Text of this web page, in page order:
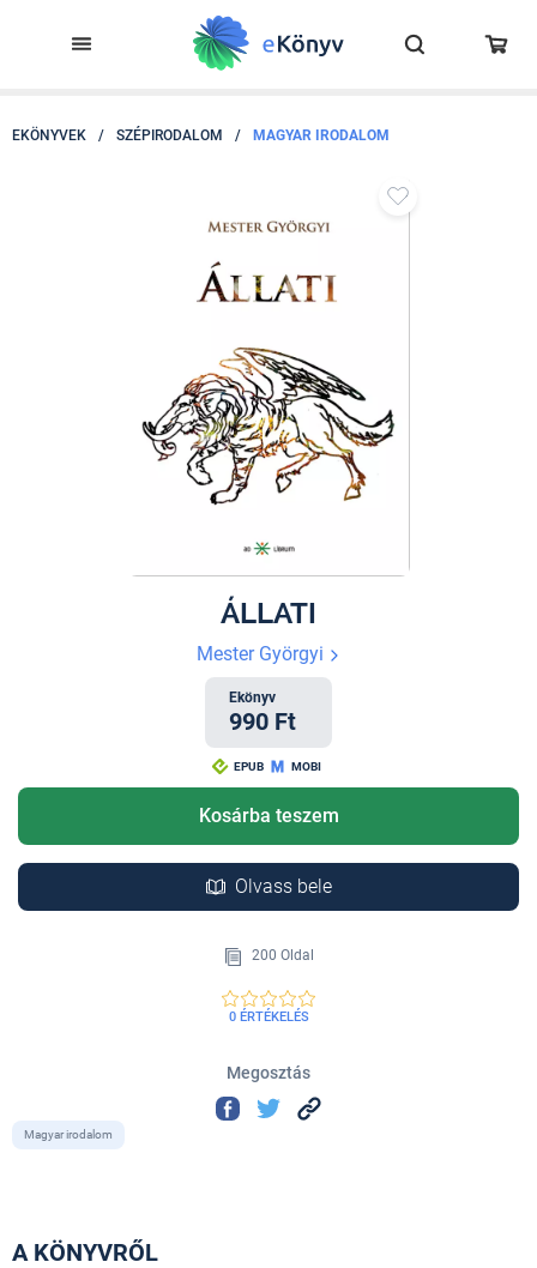
EKÖNYVEK / SZÉPIRODALOM / MAGYAR IRODALOM
ÁLLATI
Mester Györgyi
Ekönyv
990 Ft
EPUB MOBI
Kosárba teszem
Olvass bele
200 Oldal
0 ÉRTÉKELÉS
Megosztás
Magyar irodalom
A KÖNYVRŐL